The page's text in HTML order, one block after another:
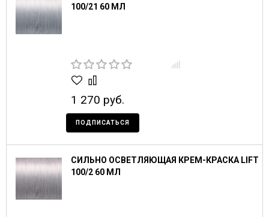
100/21 60 МЛ
1 270 руб.
ПОДПИСАТЬСЯ
СИЛЬНО ОСВЕТЛЯЮЩАЯ КРЕМ-КРАСКА LIFT
100/2 60 МЛ